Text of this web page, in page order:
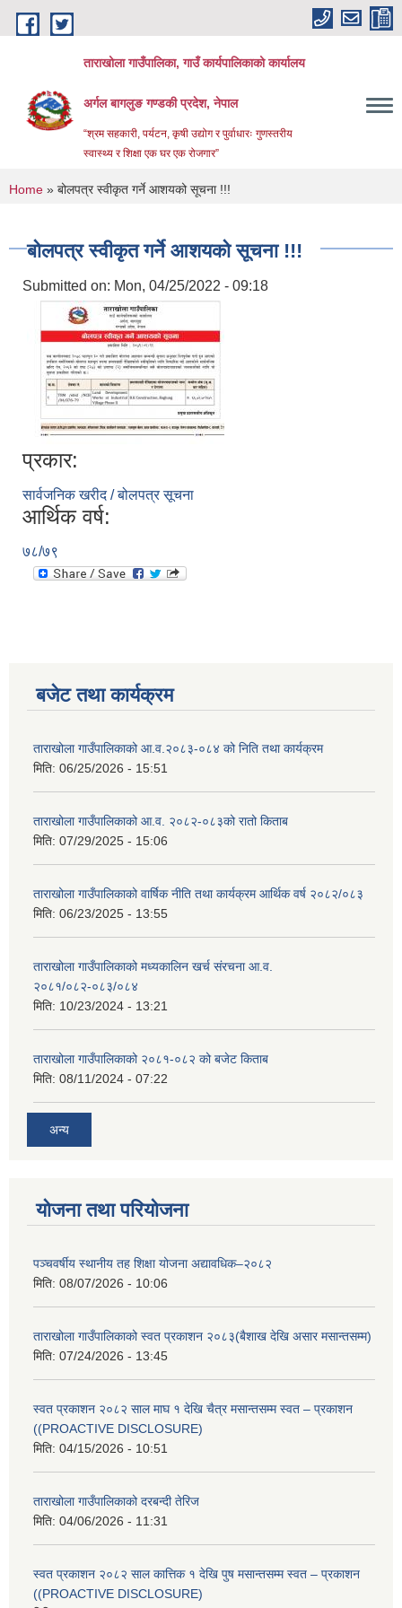
Skip to main content
ताराखोला गाउँपालिका, गाउँ कार्यपालिकाको कार्यालय
अर्गल बागलुङ गण्डकी प्रदेश, नेपाल
“श्रम सहकारी, पर्यटन, कृषी उद्योग र पुर्वाधारः गुणस्तरीय
स्वास्थ्य र शिक्षा एक घर एक रोजगार”
You are here
Home » बोलपत्र स्वीकृत गर्ने आशयको सूचना !!!
बोलपत्र स्वीकृत गर्ने आशयको सूचना !!!
Submitted on: Mon, 04/25/2022 - 09:18
प्रकार:
सार्वजनिक खरीद / बोलपत्र सूचना
आर्थिक वर्ष:
७८/७९
बजेट तथा कार्यक्रम
ताराखोला गाउँपालिकाको आ.व.२०८३-०८४ को निति तथा कार्यक्रम
मिति: 06/25/2026 - 15:51
ताराखोला गाउँपालिकाको आ.व. २०८२-०८३को रातो किताब
मिति: 07/29/2025 - 15:06
ताराखोला गाउँपालिकाको वार्षिक नीति तथा कार्यक्रम आर्थिक वर्ष २०८२/०८३
मिति: 06/23/2025 - 13:55
ताराखोला गाउँपालिकाको मध्यकालिन खर्च संरचना आ.व.
२०८१/०८२-०८३/०८४
मिति: 10/23/2024 - 13:21
ताराखोला गाउँपालिकाको २०८१-०८२ को बजेट किताब
मिति: 08/11/2024 - 07:22
अन्य
योजना तथा परियोजना
पञ्चवर्षीय स्थानीय तह शिक्षा योजना अद्यावधिक–२०८२
मिति: 08/07/2026 - 10:06
ताराखोला गाउँपालिकाको स्वत प्रकाशन २०८३(बैशाख देखि असार मसान्तसम्म)
मिति: 07/24/2026 - 13:45
स्वत प्रकाशन २०८२ साल माघ १ देखि चैत्र मसान्तसम्म स्वत – प्रकाशन
((PROACTIVE DISCLOSURE)
मिति: 04/15/2026 - 10:51
ताराखोला गाउँपालिकाको दरबन्दी तेरिज
मिति: 04/06/2026 - 11:31
स्वत प्रकाशन २०८२ साल कात्तिक १ देखि पुष मसान्तसम्म स्वत – प्रकाशन
((PROACTIVE DISCLOSURE)